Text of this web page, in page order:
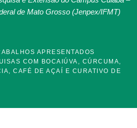
de Mato Grosso (Jenpex/IFMT)
APRESENTADOS
COM BOCAIÚVA, CÚRCUMA,
CAFÉ DE AÇAÍ E CURATIVO DE